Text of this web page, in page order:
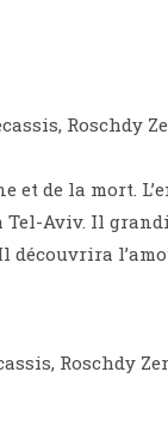
Roschdy
et de la mort.
Tel-Aviv. Il
découvrira
Roschdy